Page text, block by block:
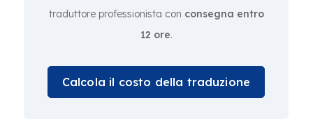
traduttore professionista con consegna entro
12 ore.
Calcola il costo della traduzione